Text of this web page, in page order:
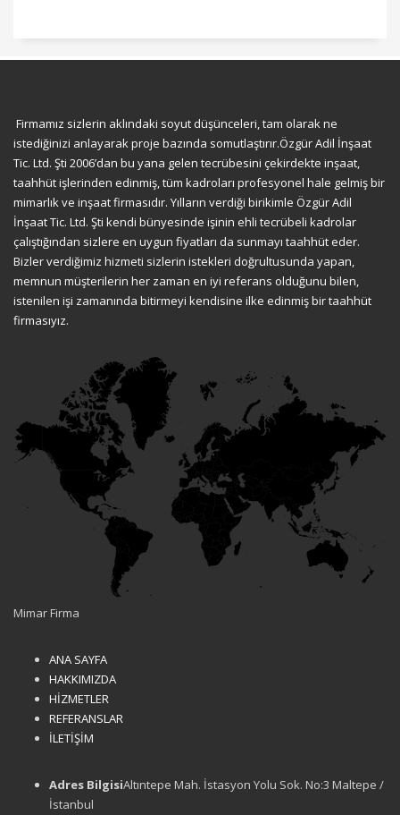
Firmamız sizlerin aklındaki soyut düşünceleri, tam olarak ne
istediğinizi anlayarak proje bazında somutlaştırır.Özgür Adil İnşaat
Tic. Ltd. Şti 2006’dan bu yana gelen tecrübesini çekirdekte inşaat,
taahhüt işlerinden edinmiş, tüm kadroları profesyonel hale gelmiş bir
mimarlık ve inşaat firmasıdır. Yılların verdiği birikimle Özgür Adil
İnşaat Tic. Ltd. Şti kendi bünyesinde işinin ehli tecrübeli kadrolar
çalıştığından sizlere en uygun fiyatları da sunmayı taahhüt eder.
Bizler verdiğimiz hizmeti sizlerin istekleri doğrultusunda yapan,
memnun müşterilerin her zaman en iyi referans olduğunu bilen,
istenilen işi zamanında bitirmeyi kendisine ilke edinmiş bir taahhüt
firmasıyız.
Mimar Firma
ANA SAYFA
HAKKIMIZDA
HİZMETLER
REFERANSLAR
İLETİŞİM
Adres BilgisiAltıntepe Mah. İstasyon Yolu Sok. No:3 Maltepe /
İstanbul